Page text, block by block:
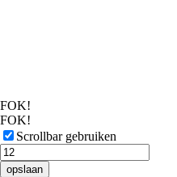
FOK!
FOK!
Scrollbar gebruiken
opslaan